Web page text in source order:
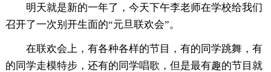
明天就是新的一年了，今天下午李老师在学校给我们
召开了一次别开生面的“元旦联欢会”。
在联欢会上，有各种各样的节目，有的同学跳舞，有
的同学走模特步，还有的同学唱歌，但是最有趣的节目就